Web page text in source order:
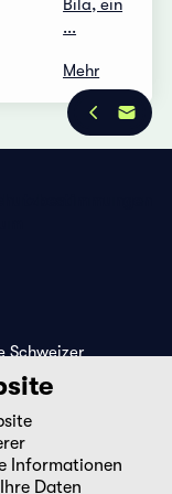
Bila, ein
...
Mehr
Schweizer
Filme aus
Europa im
sowie die
Informationen
Daten